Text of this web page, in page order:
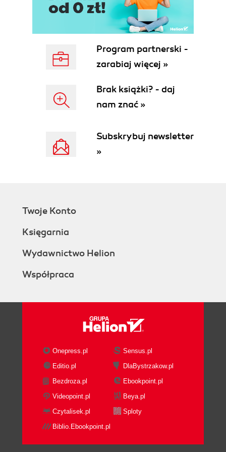
Program partnerski -
zarabiaj więcej »
Brak książki? - daj
nam znać »
Subskrybuj newsletter
»
Twoje Konto
Księgarnia
Wydawnictwo Helion
Współpraca
Onepress.pl
Sensus.pl
Editio.pl
DlaBystrzakow.pl
Bezdroza.pl
Ebookpoint.pl
Videopoint.pl
Beya.pl
Czytalisek.pl
Sploty
Biblio.Ebookpoint.pl